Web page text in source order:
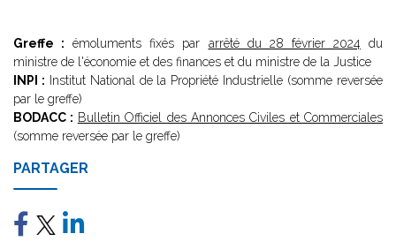
Greffe : émoluments fixés par arrêté du 28 février 2024 du
ministre de l'économie et des finances et du ministre de la Justice
INPI : Institut National de la Propriété Industrielle (somme reversée
par le greffe)
BODACC : Bulletin Officiel des Annonces Civiles et Commerciales
(somme reversée par le greffe)
PARTAGER